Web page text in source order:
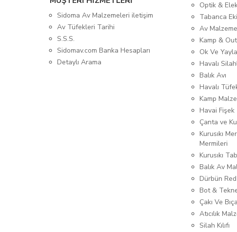
Sidoma Av Malzemeleri iletişim
Av Tüfekleri Tarihi
S.S.S.
Sidomav.com Banka Hesapları
Detaylı Arama
Optik &
Tabanca
Av
Kamp &
Ok Ve
Havalı
Balık Avı
Havalı
Kamp
Havai Fişek
Çanta ve
Kurusıkı
Mermileri
Kurusıkı
Balık Av
Dürbün
Bot &
Çakı Ve
Atıcılık
Silah Kılıfı